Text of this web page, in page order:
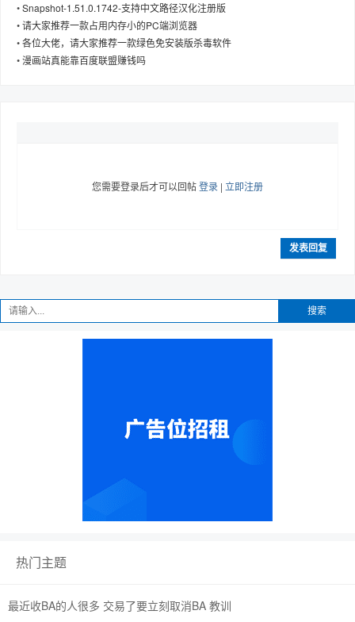
•Snapshot-1.51.0.1742-支持中文路径汉化注册版
•请大家推荐一款占用内存小的PC端浏览器
•各位大佬，请大家推荐一款绿色免安装版杀毒软件
•漫画站真能靠百度联盟赚钱吗
您需要登录后才可以回帖登录 | 立即注册
发表回复
搜索
热门主题
最近收BA的人很多 交易了要立刻取消BA 教训